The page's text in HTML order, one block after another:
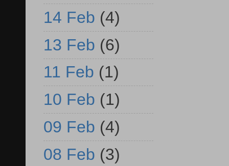
14 Feb (4)
13 Feb (6)
11 Feb (1)
10 Feb (1)
09 Feb (4)
08 Feb (3)